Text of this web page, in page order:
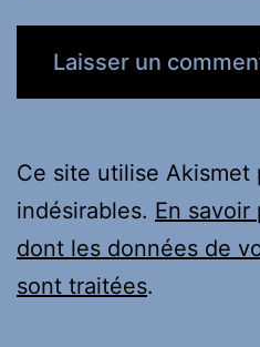
Ce site utilise Akismet
indésirables. En savoir
dont les données de
sont traitées.